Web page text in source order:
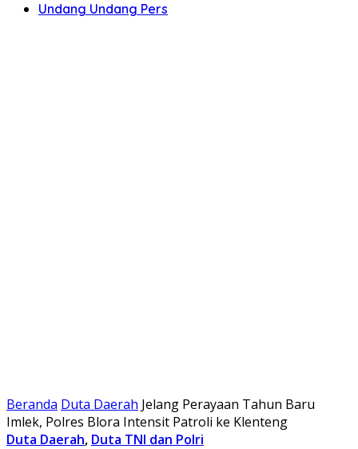
Undang Undang Pers
Beranda Duta Daerah Jelang Perayaan Tahun Baru
Imlek, Polres Blora Intensit Patroli ke Klenteng
Duta Daerah, Duta TNI dan Polri